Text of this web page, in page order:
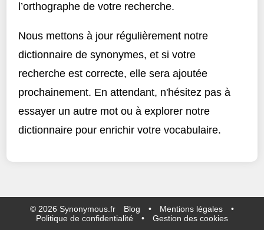
l’orthographe de votre recherche.
Nous mettons à jour régulièrement notre
dictionnaire de synonymes, et si votre
recherche est correcte, elle sera ajoutée
prochainement. En attendant, n'hésitez pas à
essayer un autre mot ou à explorer notre
dictionnaire pour enrichir votre vocabulaire.
© 2026 Synonymous.fr Blog • Mentions légales
•
Politique de confidentialité
• Gestion des cookies